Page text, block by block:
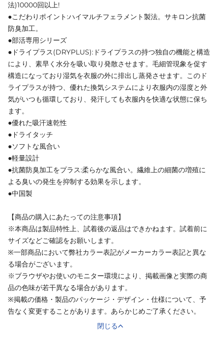
法)10000回以上!
●こだわりポイント:ハイマルチフェラメント製法。サキロン抗菌
防臭加工。
●部活専用シリーズ
●ドライプラス(DRYPLUS):ドライプラスの持つ独自の機能と構造
により、素早く水分を吸い取り発散させます。毛細管現象を促す
構造になっており湿気を衣服の外に排出し蒸発させます。このド
ライプラスが持つ、優れた換気システムにより衣服内の湿度と外
気がいつも循環しており、発汗しても衣服内を快適な状態に保ち
ます。
●優れた吸汗速乾性
●ドライタッチ
●ソフトな風合い
●軽量設計
●抗菌防臭加工をプラス:柔らかな風合い。繊維上の細菌の増殖に
よる臭いの発生を抑制する効果を示します。
●中国製
【商品の購入にあたっての注意事項】
※本商品は製品特性上、試着後の返品はできかねます。試着前に
サイズなどご確認をお願いします。
※一部商品において弊社カラー表記がメーカーカラー表記と異な
る場合がございます。
※ブラウザやお使いのモニター環境により、掲載画像と実際の商
品の色味が若干異なる場合があります。
※掲載の価格・製品のパッケージ・デザイン・仕様について、予
告なく変更することがあります。あらかじめご了承ください。
閉じる